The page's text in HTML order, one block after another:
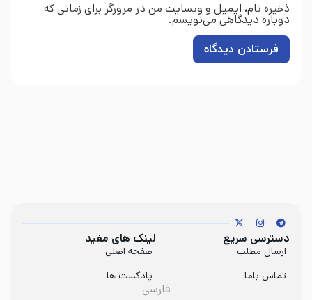
ذخیره نام، ایمیل و وبسایت من در مرورگر برای زمانی که
دوباره دیدگاهی می‌نویسم.
دسترسی سریع
ارسال مطلب
تماس باما
لینک های مفید
صفحه اصلی
پادکست ها
فارسی